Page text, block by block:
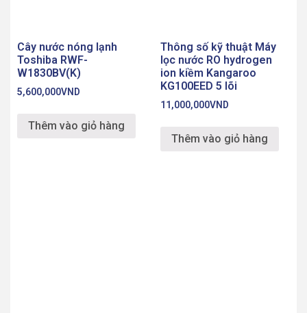
Cây nước nóng lạnh
Toshiba RWF-
W1830BV(K)
5,600,000VND
Thêm vào giỏ hàng
Thông số kỹ thuật Máy
lọc nước RO hydrogen
ion kiềm Kangaroo
KG100EED 5 lõi
11,000,000VND
Thêm vào giỏ hàng